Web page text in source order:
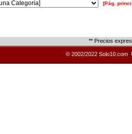
[Pág.
** Precios
© 2002/2022 Solo10.com